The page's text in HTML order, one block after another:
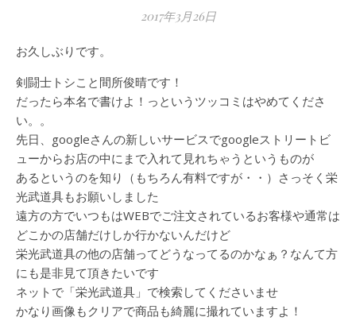
2017年3月26日
お久しぶりです。
剣闘士トシこと間所俊晴です！
だったら本名で書けよ！っというツッコミはやめてくださ
い。。
先日、googleさんの新しいサービスでgoogleストリートビ
ューからお店の中にまで入れて見れちゃうというものが
あるというのを知り（もちろん有料ですが・・）さっそく栄
光武道具もお願いしました
遠方の方でいつもはWEBでご注文されているお客様や通常は
どこかの店舗だけしか行かないんだけど
栄光武道具の他の店舗ってどうなってるのかなぁ？なんて方
にも是非見て頂きたいです
ネットで「栄光武道具」で検索してくださいませ
かなり画像もクリアで商品も綺麗に撮れていますよ！